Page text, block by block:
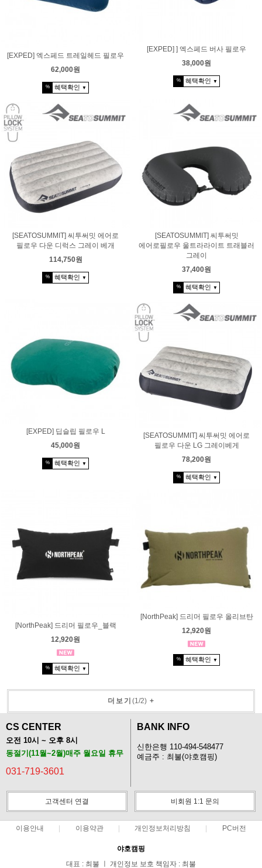
[EXPED] 엑스페드 트레일헤드 필로우
62,000원
% 혜택확인 ▼
[EXPED] ] 엑스페드 버사 필로우
38,000원
% 혜택확인 ▼
[SEATOSUMMIT] 씨투써밋 에어로
필로우 다운 디럭스 그레이 베개
114,750원
% 혜택확인 ▼
[SEATOSUMMIT] 씨투써밋
에어로필로우 울트라라이트 트래블러
그레이
37,400원
% 혜택확인 ▼
[EXPED] 딥슬립 필로우 L
45,000원
% 혜택확인 ▼
[SEATOSUMMIT] 씨투써밋 에어로
필로우 다운 LG 그레이베게
78,200원
% 혜택확인 ▼
[NorthPeak] 드리머 필로우_블랙
12,920원
% 혜택확인 ▼
[NorthPeak] 드리머 필로우 올리브탄
12,920원
% 혜택확인 ▼
더보기 (1/2)+
CS CENTER
오전 10시 ~ 오후 8시
동절기(11월~2월)매주 월요일 휴무
031-719-3601
BANK INFO
신한은행 110-494-548477
예금주 : 최불(야호캠핑)
고객센터 연결 비회원 1:1 문의
이용안내 이용약관 개인정보처리방침 PC버전
야호캠핑
대표 : 최불 ㅣ 개인정보 보호 책임자 : 최불